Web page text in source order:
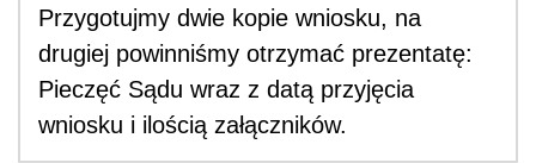
Przygotujmy dwie kopie wniosku, na
drugiej powinniśmy otrzymać prezentatę:
Pieczęć Sądu wraz z datą przyjęcia
wniosku i ilością załączników.